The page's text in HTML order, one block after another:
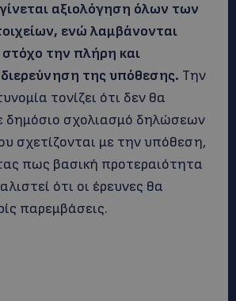
αξιολόγηση όλων των
ενώ λαμβάνονται
στόχο την πλήρη και
διερεύνηση της υπόθεσης. Την
τονίζει ότι δεν θα
δημόσιο σχολιασμό δηλώσεων
σχετίζονται με την υπόθεση,
πως βασική προτεραιότητα
ότι οι έρευνες θα
παρεμβάσεις.